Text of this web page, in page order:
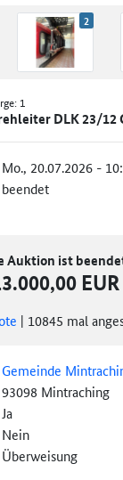
2
1
DLK 23/12
Mo., 20.07.2026 -
beendet
Auktion ist
EUR
| 10845 mal
Gemeinde
93098 Mintraching
Ja
Nein
Überweisung